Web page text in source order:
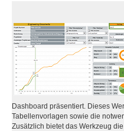
Dashboard präsentiert. Dieses
Tabellenvorlagen sowie die
Zusätzlich bietet das Werkzeug